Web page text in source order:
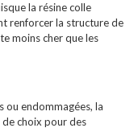
la résine colle
renforcer la structure de
moins cher que les
ou endommagées, la
choix pour des